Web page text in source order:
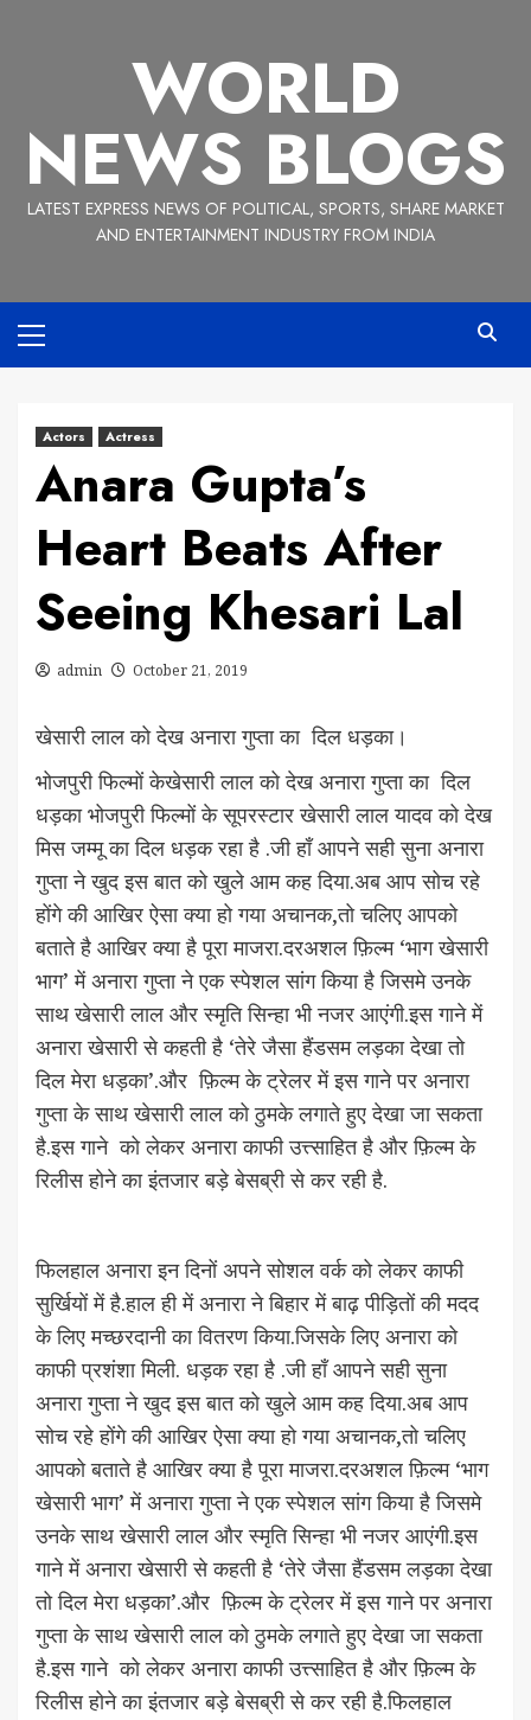
WORLD
NEWS BLOGS
LATEST EXPRESS NEWS OF POLITICAL, SPORTS, SHARE MARKET
AND ENTERTAINMENT INDUSTRY FROM INDIA
Menu
Actors Actress
Anara Gupta’s
Heart Beats After
Seeing Khesari Lal
admin October 21, 2019
खेसारी लाल को देख अनारा गुप्ता का दिल धड़का।
भोजपुरी फिल्मों केखेसारी लाल को देख अनारा गुप्ता का दिल
धड़का भोजपुरी फिल्मों के सूपरस्टार खेसारी लाल यादव को देख
मिस जम्मू का दिल धड़क रहा है .जी हाँ आपने सही सुना अनारा
गुप्ता ने खुद इस बात को खुले आम कह दिया.अब आप सोच रहे
होंगे की आखिर ऐसा क्या हो गया अचानक,तो चलिए आपको
बताते है आखिर क्या है पूरा माजरा.दरअशल फ़िल्म ‘भाग खेसारी
भाग’ में अनारा गुप्ता ने एक स्पेशल सांग किया है जिसमे उनके
साथ खेसारी लाल और स्मृति सिन्हा भी नजर आएंगी.इस गाने में
अनारा खेसारी से कहती है ‘तेरे जैसा हैंडसम लड़का देखा तो
दिल मेरा धड़का’.और फ़िल्म के ट्रेलर में इस गाने पर अनारा
गुप्ता के साथ खेसारी लाल को ठुमके लगाते हुए देखा जा सकता
है.इस गाने को लेकर अनारा काफी उत्त्साहित है और फ़िल्म के
रिलीस होने का इंतजार बड़े बेसब्री से कर रही है.
फिलहाल अनारा इन दिनों अपने सोशल वर्क को लेकर काफी
सुर्खियों में है.हाल ही में अनारा ने बिहार में बाढ़ पीड़ितों की मदद
के लिए मच्छरदानी का वितरण किया.जिसके लिए अनारा को
काफी प्रशंशा मिली. धड़क रहा है .जी हाँ आपने सही सुना
अनारा गुप्ता ने खुद इस बात को खुले आम कह दिया.अब आप
सोच रहे होंगे की आखिर ऐसा क्या हो गया अचानक,तो चलिए
आपको बताते है आखिर क्या है पूरा माजरा.दरअशल फ़िल्म ‘भाग
खेसारी भाग’ में अनारा गुप्ता ने एक स्पेशल सांग किया है जिसमे
उनके साथ खेसारी लाल और स्मृति सिन्हा भी नजर आएंगी.इस
गाने में अनारा खेसारी से कहती है ‘तेरे जैसा हैंडसम लड़का देखा
तो दिल मेरा धड़का’.और फ़िल्म के ट्रेलर में इस गाने पर अनारा
गुप्ता के साथ खेसारी लाल को ठुमके लगाते हुए देखा जा सकता
है.इस गाने को लेकर अनारा काफी उत्त्साहित है और फ़िल्म के
रिलीस होने का इंतजार बड़े बेसब्री से कर रही है.फिलहाल